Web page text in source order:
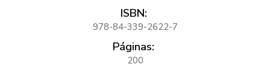
ISBN:
978-84-339-2622-7
Páginas:
200